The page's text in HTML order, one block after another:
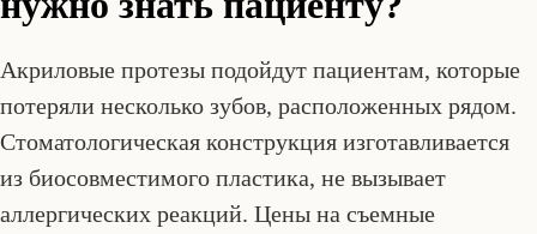
Акриловые протезы подойдут пациентам, которые
потеряли несколько зубов, расположенных рядом.
Стоматологическая конструкция изготавливается
из биосовместимого пластика, не вызывает
аллергических реакций. Цены на съемные